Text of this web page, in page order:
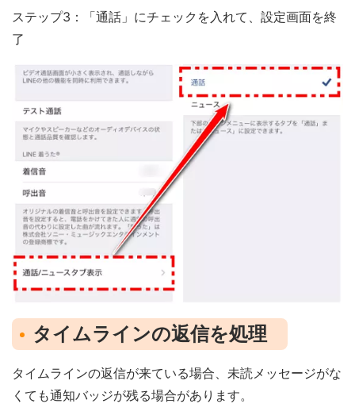
ステップ3：「通話」にチェックを入れて、設定画面を終
了
タイムラインの返信を処理
タイムラインの返信が来ている場合、未読メッセージがな
くても通知バッジが残る場合があります。